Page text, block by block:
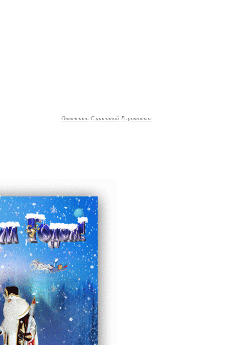
Ответить С цитатой В цитатник